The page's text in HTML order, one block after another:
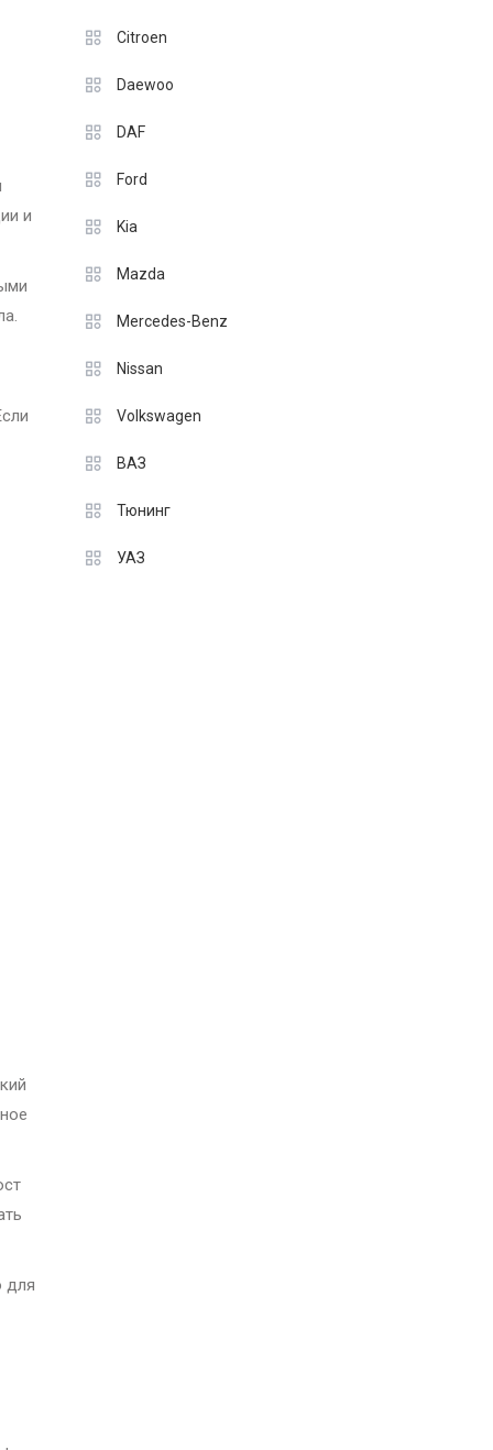
и
для
Citroen
Daewoo
DAF
Ford
Kia
Mazda
Mercedes-Benz
Nissan
Volkswagen
ВАЗ
Тюнинг
УАЗ